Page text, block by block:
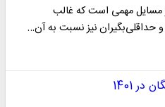
مسایل مهمی است که غالب
حداقلی‌بگیران نیز نسبت به آن…